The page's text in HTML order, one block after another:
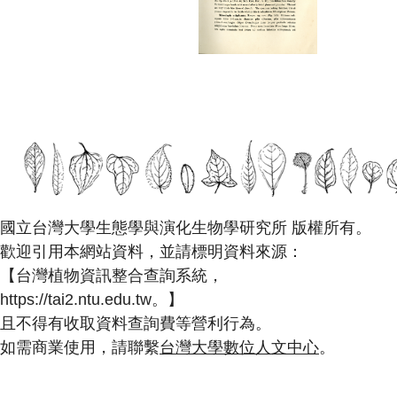
國立台灣大學生態學與演化生物學研究所 版權所有。
歡迎引用本網站資料，並請標明資料來源：
【台灣植物資訊整合查詢系統，
https://tai2.ntu.edu.tw。】
且不得有收取資料查詢費等營利行為。
如需商業使用，請聯繫台灣大學數位人文中心。